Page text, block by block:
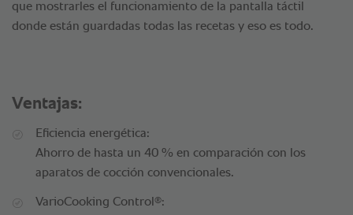
que mostrarles el funcionamiento de la pantalla táctil
donde están guardadas todas las recetas y eso es todo.
Ventajas:
Eficiencia energética:
Ahorro de hasta un 40 % en comparación con los
aparatos de cocción convencionales.
VarioCooking Control ®: